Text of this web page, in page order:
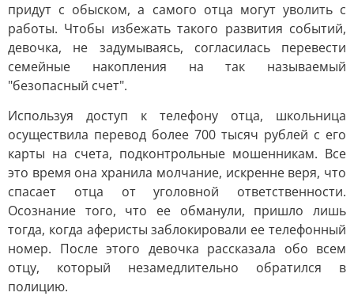
придут с обыском, а самого отца могут уволить с
работы. Чтобы избежать такого развития событий,
девочка, не задумываясь, согласилась перевести
семейные накопления на так называемый
"безопасный счет".
Используя доступ к телефону отца, школьница
осуществила перевод более 700 тысяч рублей с его
карты на счета, подконтрольные мошенникам. Все
это время она хранила молчание, искренне веря, что
спасает отца от уголовной ответственности.
Осознание того, что ее обманули, пришло лишь
тогда, когда аферисты заблокировали ее телефонный
номер. После этого девочка рассказала обо всем
отцу, который незамедлительно обратился в
полицию.